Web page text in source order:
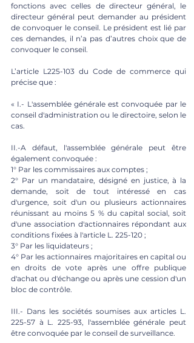
fonctions avec celles de directeur général, le
directeur général peut demander au président
de convoquer le conseil. Le président est lié par
ces demandes, il n’a pas d’autres choix que de
convoquer le conseil.
L’article L225-103 du Code de commerce qui
précise que :
« I.- L'assemblée générale est convoquée par le
conseil d'administration ou le directoire, selon le
cas.
II.-A défaut, l'assemblée générale peut être
également convoquée :
1° Par les commissaires aux comptes ;
2° Par un mandataire, désigné en justice, à la
demande, soit de tout intéressé en cas
d'urgence, soit d'un ou plusieurs actionnaires
réunissant au moins 5 % du capital social, soit
d'une association d'actionnaires répondant aux
conditions fixées à l'article L. 225-120 ;
3° Par les liquidateurs ;
4° Par les actionnaires majoritaires en capital ou
en droits de vote après une offre publique
d'achat ou d'échange ou après une cession d'un
bloc de contrôle.
III.- Dans les sociétés soumises aux articles L.
225-57 à L. 225-93, l'assemblée générale peut
être convoquée par le conseil de surveillance.